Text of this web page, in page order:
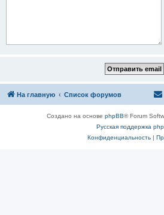
На главную Список форумов
Создано на основе phpBB® Forum
Русская поддержка
Конфиденциальность|